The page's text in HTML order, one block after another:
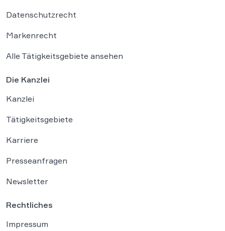
Datenschutzrecht
Markenrecht
Alle Tätigkeitsgebiete ansehen
Die Kanzlei
Kanzlei
Tätigkeitsgebiete
Karriere
Presseanfragen
Newsletter
Rechtliches
Impressum